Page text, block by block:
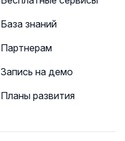
База знаний
Партнерам
Запись на демо
Планы развития